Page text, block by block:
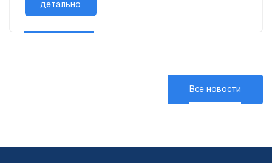
государственного уни...
детально
Все новости